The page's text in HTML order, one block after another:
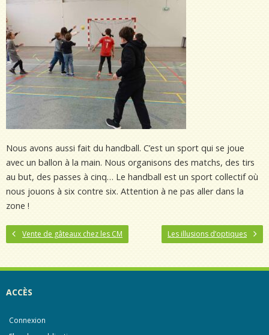
Nous avons aussi fait du handball. C’est un sport qui se joue
avec un ballon à la main. Nous organisons des matchs, des tirs
au but, des passes à cinq… Le handball est un sport collectif où
nous jouons à six contre six. Attention à ne pas aller dans la
zone !
Vente de gâteaux chez les CM Les illusions d’optiques
ACCÈS
Connexion